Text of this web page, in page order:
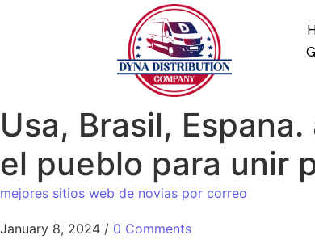
Usa, Brasil,
el pueblo para unir
mejores sitios web de novias por correo
January 8, 2024 / 0 Comments